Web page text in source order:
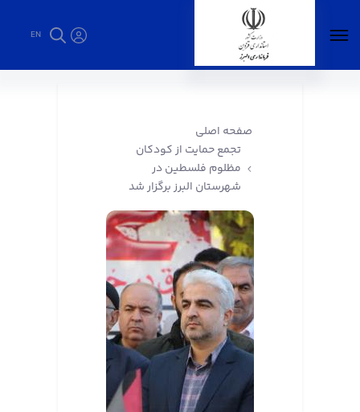
EN
صفحه اصلی
تجمع حمایت از کودکان
مظلوم فلسطین در
شهرستان البرز برگزار شد